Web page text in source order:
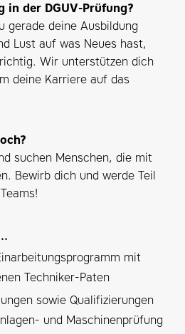
in der DGUV-Prüfung?
gerade deine Ausbildung
Lust auf was Neues hast,
Wir unterstützen dich
deine Karriere auf das
suchen Menschen, die mit
Bewirb dich und werde Teil
mit
Techniker-Paten
sowie Qualifizierungen
und Maschinenprüfung